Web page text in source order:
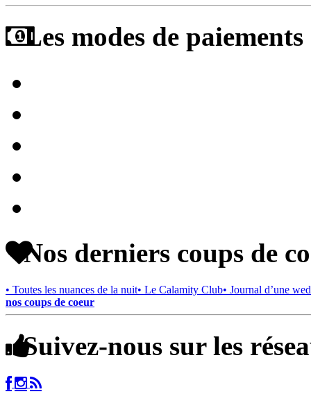
Les modes de
Nos derniers coups de
• Toutes les nuances de la nuit• Le Calamity Club• Journal d’une
nos coups de coeur
Suivez-nous sur les